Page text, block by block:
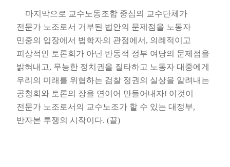
마지막으로 교수노동조합 중심의 교수단체가
전문가 노조로서 거부된 법안의 문제점을 노동자
민중의 입장에서 법학자의 관점에서 , 의례적이고
피상적인 토론회가 아닌 반동적 정부 여당의 문제점을
밝혀내고, 무능한 정치권을 질타하고 노동자 대중에게
우리의 미래를 위협하는 검찰 정권의 실상을 알려내는
공청회와 토론의 장을 연이어 만들어내자! 이것이
전문가 노조로서의 교수노조가 할 수 있는 대정부,
반자본 투쟁의 시작이다. (끝)